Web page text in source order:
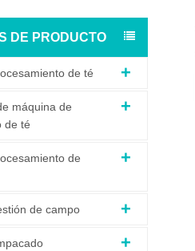
DE PRODUCTO
de té
máquina de
de té
de
de campo